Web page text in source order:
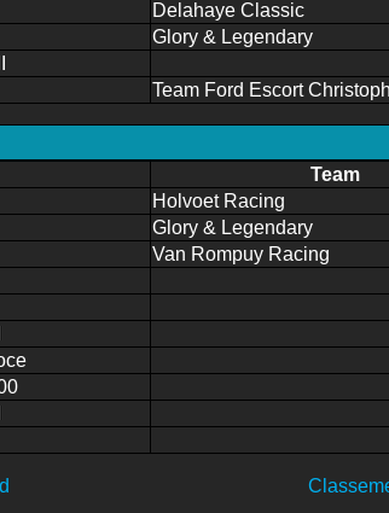
Delahaye Classic
Glory & Legendary
Team Ford Escort
Team
Holvoet Racing
Glory & Legendary
Van Rompuy Racing